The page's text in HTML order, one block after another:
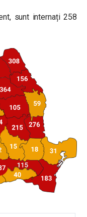
sunt internați 258